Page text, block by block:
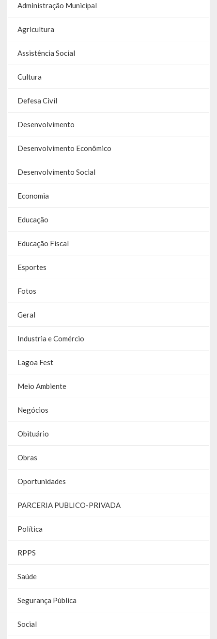
Administração Municipal
Agricultura
Assistência Social
Cultura
Defesa Civil
Desenvolvimento
Desenvolvimento Econômico
Desenvolvimento Social
Economia
Educação
Educação Fiscal
Esportes
Fotos
Geral
Industria e Comércio
Lagoa Fest
Meio Ambiente
Negócios
Obituário
Obras
Oportunidades
PARCERIA PUBLICO-PRIVADA
Política
RPPS
Saúde
Segurança Pública
Social